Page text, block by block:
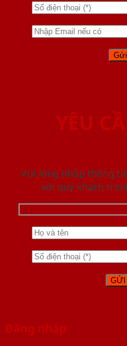
YÊU
Vui lòng nhập thông
với quý khách
Đăng nhập